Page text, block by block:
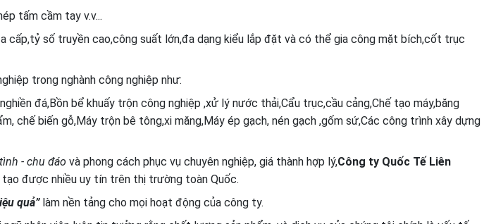
tấm cầm tay v.v...
cấp,tỷ số truyền cao,công suất lớn,đa dạng kiểu lắp đặt và có thể gia công mặt bích,cốt trục
trong nghành công nghiệp như:
đá,Bồn bể khuấy trộn công nghiệp ,xử lý nước thải,Cẩu trục,cầu cảng,Chế tạo máy,băng
chế biến gỗ,Máy trộn bê tông,xi măng,Máy ép gạch, nén gạch ,gốm sứ,Các công trình xây dựng
- chu đáo và phong cách phục vụ chuyên nghiệp, giá thành hợp lý,Công ty Quốc Tế Liên
tạo được nhiều uy tín trên thị trường toàn Quốc.
quả” làm nền tảng cho mọi hoạt động của công ty.